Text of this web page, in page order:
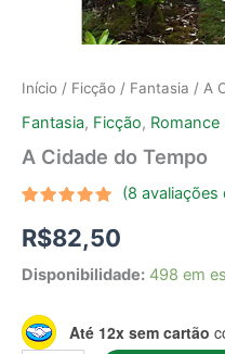
Início / Ficção / Fantasia / A
Fantasia, Ficção, Romance
A Cidade do Tempo
como5.00
de 5, com
em
clientes
(8 avaliações
R$82,50
Disponibilidade: 498 em
Até 12x sem cartão